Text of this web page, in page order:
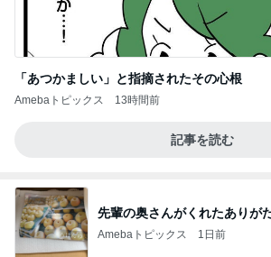
「あつかましい」と指摘されたその心根
Amebaトピックス 13時間前
記事を読む
先輩の奥さんがくれたありが
Amebaトピックス 1日前